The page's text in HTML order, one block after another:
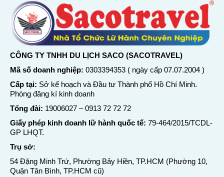
CÔNG TY TNHH DU LỊCH SACO (SACOTRAVEL)
Mã số doanh nghiệp: 0303394353 ( ngày cấp 07.07.2004 )
Cấp tại: Sở kế hoạch và Đầu tư Thành phố Hồ Chí Minh.
Phòng đăng kí kinh doanh
Tổng đài: 19006027 –0913 72 72 72
Giấy phép kinh doanh lữ hành quốc tế: 79-464/2015/TCDL-
GP LHQT.
Trụ sở:
54 Đặng Minh Trứ, Phường Bảy Hiền, TP.HCM (Phường 10,
Quận Tân Bình, TP.HCM cũ)